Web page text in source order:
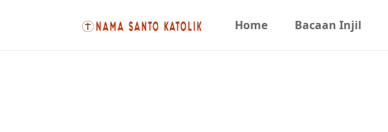
Home Bacaan Injil